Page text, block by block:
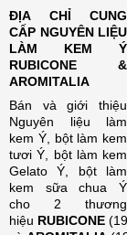
ĐỊA CHỈ CUNG
CẤP NGUYÊN LIỆU
LÀM KEM Ý
RUBICONE &
AROMITALIA
Bán và giới thiệu
Nguyên liệu làm
kem Ý, bột làm kem
tươi Ý, bột làm kem
Gelato Ý, bột làm
kem sữa chua Ý
cho 2 thương
hiệu RUBICONE